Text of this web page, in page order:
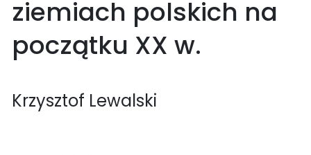
ziemiach polskich na
początku XX w.
Krzysztof Lewalski